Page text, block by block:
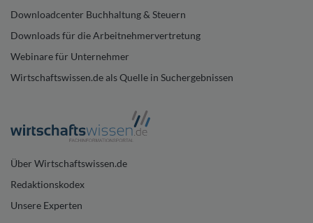
Downloadcenter Buchhaltung & Steuern
Downloads für die Arbeitnehmervertretung
Webinare für Unternehmer
Wirtschaftswissen.de als Quelle in Suchergebnissen
Über Wirtschaftswissen.de
Redaktionskodex
Unsere Experten